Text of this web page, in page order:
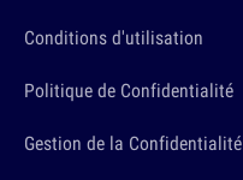
Conditions d'utilisation
Politique de Confidentialité
Gestion de la Confidentialité